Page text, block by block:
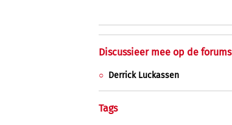
Discussieer mee op de forums
Derrick Luckassen
Tags